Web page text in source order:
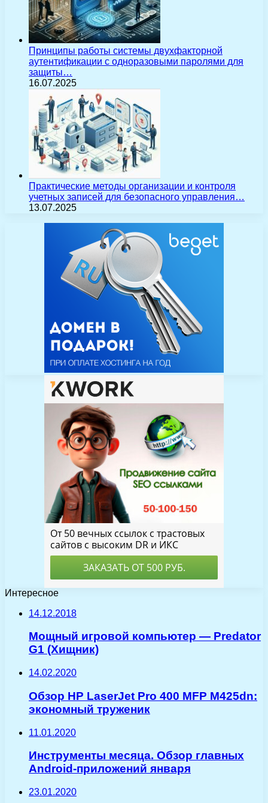
Принципы работы системы двухфакторной
аутентификации с одноразовыми паролями для
защиты…
16.07.2025
Практические методы организации и контроля
учетных записей для безопасного управления…
13.07.2025
Интересное
14.12.2018
Мощный игровой компьютер — Predator
G1 (Хищник)
14.02.2020
Обзор HP LaserJet Pro 400 MFP M425dn:
экономный труженик
11.01.2020
Инструменты месяца. Обзор главных
Android-приложений января
23.01.2020